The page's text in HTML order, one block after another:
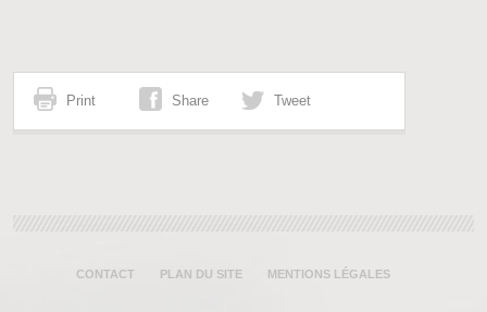
Print Share Tweet
CONTACT PLAN DU SITE MENTIONS LÉGALES